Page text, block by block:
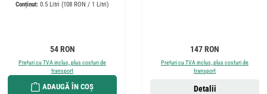
Conținut: 0.5 Litri (108 RON / 1 Litri)
Preț obișnuit:
54 RON
Prețuri cu TVA inclus, plus costuri de
transport
ADAUGĂ ÎN COȘ
Preț obișnuit:
147 RON
Prețuri cu TVA inclus, plus costuri de
transport
Detalii